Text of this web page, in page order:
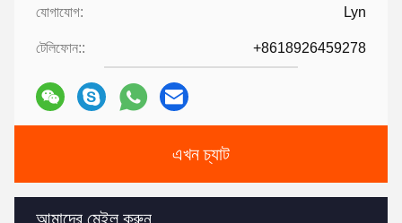
যোগাযোগ: Lyn
টেলিফোন:: +8618926459278
এখন চ্যাট
আমাদের মেইল করুন